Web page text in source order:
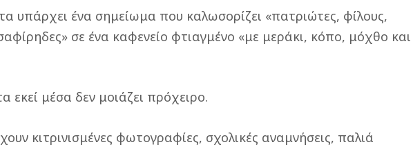
υπάρχει ένα σημείωμα που καλωσορίζει «πατριώτες, φίλους,
σε ένα καφενείο φτιαγμένο «με μεράκι, κόπο, μόχθο και
εκεί μέσα δεν μοιάζει πρόχειρο.
κιτρινισμένες φωτογραφίες, σχολικές αναμνήσεις, παλιά